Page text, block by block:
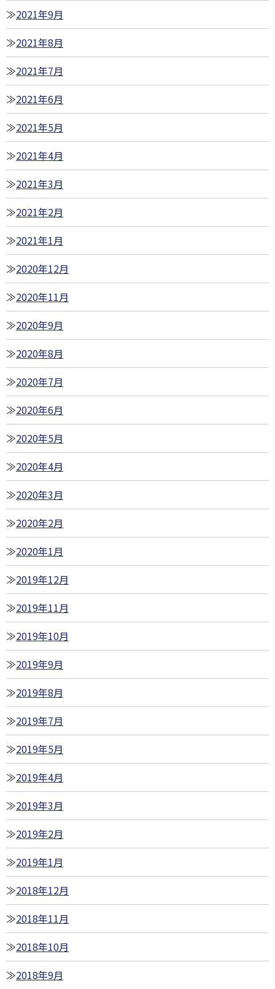
2021年9月
2021年8月
2021年7月
2021年6月
2021年5月
2021年4月
2021年3月
2021年2月
2021年1月
2020年12月
2020年11月
2020年9月
2020年8月
2020年7月
2020年6月
2020年5月
2020年4月
2020年3月
2020年2月
2020年1月
2019年12月
2019年11月
2019年10月
2019年9月
2019年8月
2019年7月
2019年5月
2019年4月
2019年3月
2019年2月
2019年1月
2018年12月
2018年11月
2018年10月
2018年9月